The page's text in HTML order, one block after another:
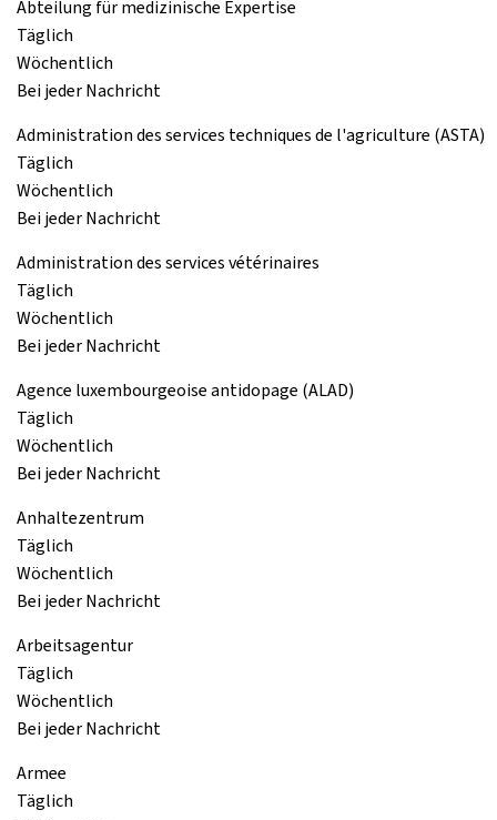
Abteilung für medizinische Expertise
Täglich
Wöchentlich
Bei jeder Nachricht
Administration des services techniques de l'agriculture (ASTA)
Täglich
Wöchentlich
Bei jeder Nachricht
Administration des services vétérinaires
Täglich
Wöchentlich
Bei jeder Nachricht
Agence luxembourgeoise antidopage (ALAD)
Täglich
Wöchentlich
Bei jeder Nachricht
Anhaltezentrum
Täglich
Wöchentlich
Bei jeder Nachricht
Arbeitsagentur
Täglich
Wöchentlich
Bei jeder Nachricht
Armee
Täglich